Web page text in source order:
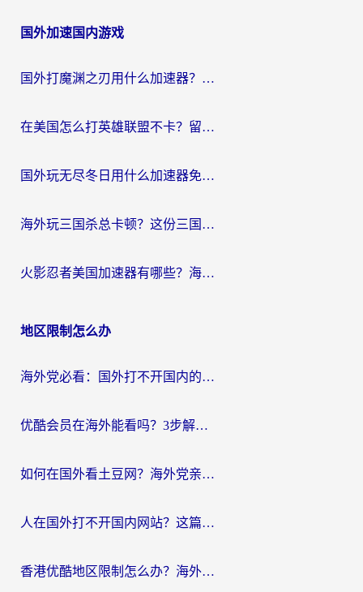
导
国外加速国内游戏
国外打魔渊之刃用什么加速器？2026海外玩家国服游戏加速全攻略（附闪耀暖暖&复苏的魔女避坑指南）
在美国怎么打英雄联盟不卡？留学生亲测的国服游戏加速全攻略
国外玩无尽冬日用什么加速器免费？海外党国服游戏加速避坑指南
海外玩三国杀总卡顿？这份三国杀游戏加速器指南帮你告别延迟烦恼
火影忍者美国加速器有哪些？海外党亲测的国服游戏加速全攻略（含菲律宾玩三国之刃守望黎明技巧）
地区限制怎么办
海外党必看：国外打不开国内的app怎么办？3步解决你的乡愁
优酷会员在海外能看吗？3步解决海外追剧难题，附实测好用加速器推荐
如何在国外看土豆网？海外党亲测有效的追剧加速器选择指南
人在国外打不开国内网站？这篇攻略帮你无缝解锁国内资源（附交管12123使用技巧）
香港优酷地区限制怎么办？海外党亲测有效的追剧解决方案